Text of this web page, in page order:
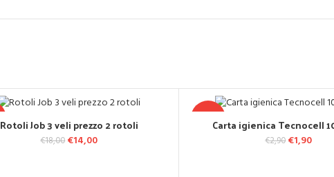
AGGIUNGI AL CARRELLO
Rotoli Job 3 veli prezzo 2 rotoli
€18,00 Il prezzo originale era: €18,00.
€14,00
AGGIUNGI AL
Carta igienica Tecnocell
€2,90 Il prezzo
€1,90